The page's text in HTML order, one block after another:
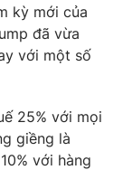
kỳ mới của
đã vừa
với một số
25% với mọi
giềng là
với hàng